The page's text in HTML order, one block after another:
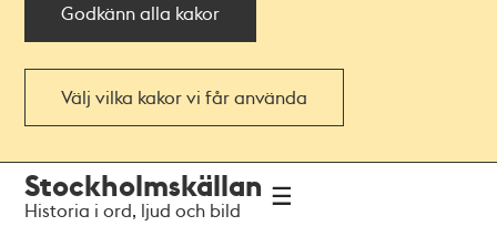
Godkänn alla kakor
Välj vilka kakor vi får använda
navigationen
huvudinnehållet
Stockholmskällan
Historia i ord, ljud och bild